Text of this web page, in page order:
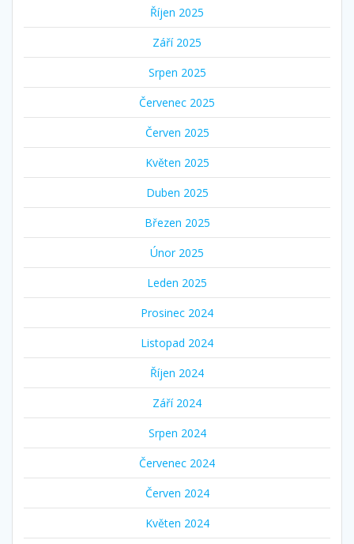
Říjen 2025
Září 2025
Srpen 2025
Červenec 2025
Červen 2025
Květen 2025
Duben 2025
Březen 2025
Únor 2025
Leden 2025
Prosinec 2024
Listopad 2024
Říjen 2024
Září 2024
Srpen 2024
Červenec 2024
Červen 2024
Květen 2024